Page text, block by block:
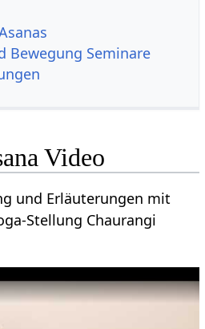
Bewegung Seminare
Video
und Erläuterungen mit
Stellung Chaurangi